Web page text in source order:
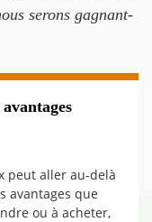
serons gagnant-
peut aller au-delà
avantages que
ou à acheter,